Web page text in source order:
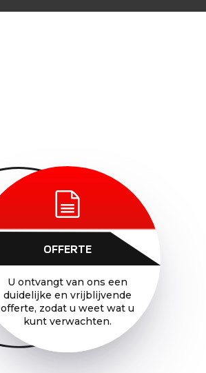
OFFERTE
U ontvangt van ons een
duidelijke en vrijblijvende
offerte, zodat u weet wat u
kunt verwachten.